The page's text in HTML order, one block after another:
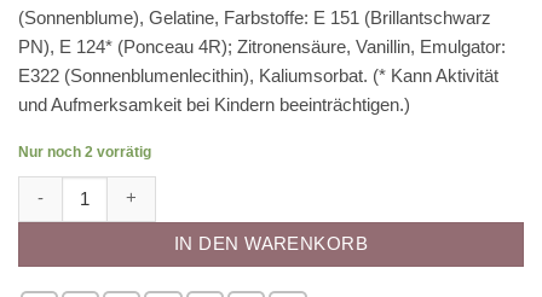
(Sonnenblume), Gelatine, Farbstoffe: E 151 (Brillantschwarz
PN), E 124* (Ponceau 4R); Zitronensäure, Vanillin, Emulgator:
E322 (Sonnenblumenlecithin), Kaliumsorbat. (* Kann Aktivität
und Aufmerksamkeit bei Kindern beeinträchtigen.)
Nur noch 2 vorrätig
IN DEN WARENKORB